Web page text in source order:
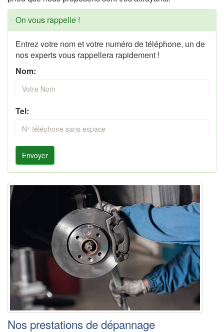
On vous rappelle !
Entrez votre nom et votre numéro de téléphone, un de
nos experts vous rappellera rapidement !
Nom:
Tel:
Envoyer
Nos prestations de dépannage